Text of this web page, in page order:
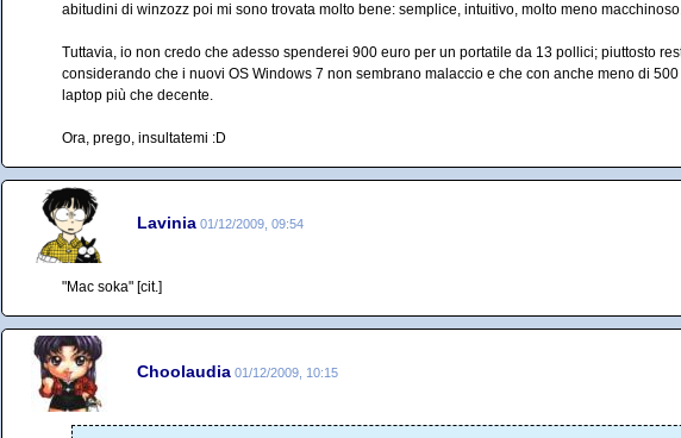
abitudini di winzozz poi mi sono trovata molto bene: semplice, intuitivo, molto meno
Tuttavia, io non credo che adesso spenderei 900 euro per un portatile da 13 pollici; piuttosto
considerando che i nuovi OS Windows 7 non sembrano malaccio e che con anche meno di
laptop più che decente.
Ora, prego, insultatemi :D
Lavinia 01/12/2009, 09:54
"Mac soka" [cit.]
Choolaudia 01/12/2009, 10:15